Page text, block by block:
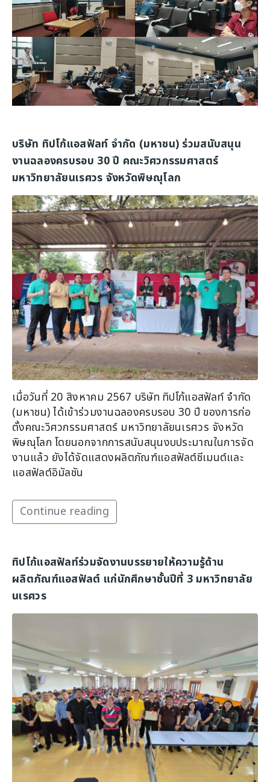
บริษัท ทิปโก้แอสฟัลท์ จำกัด (มหาชน) ร่วมสนับสนุน
งานฉลองครบรอบ 30 ปี คณะวิศวกรรมศาสตร์
มหาวิทยาลัยนเรศวร จังหวัดพิษณุโลก
เมื่อวันที่ 20 สิงหาคม 2567 บริษัท ทิปโก้แอสฟัลท์ จำกัด
(มหาชน) ได้เข้าร่วมงานฉลองครบรอบ 30 ปี ของการก่อ
ตั้งคณะวิศวกรรมศาสตร์ มหาวิทยาลัยนเรศวร จังหวัด
พิษณุโลก โดยนอกจากการสนับสนุนงบประมาณในการจัด
งานแล้ว ยังได้จัดแสดงผลิตภัณฑ์แอสฟัลต์ซีเมนต์และ
แอสฟัลต์อิมัลชัน
Continue reading
ทิปโก้แอสฟัลท์ร่วมจัดงานบรรยายให้ความรู้ด้าน
ผลิตภัณฑ์แอสฟัลต์ แก่นักศึกษาชั้นปีที่ 3 มหาวิทยาลัย
นเรศวร